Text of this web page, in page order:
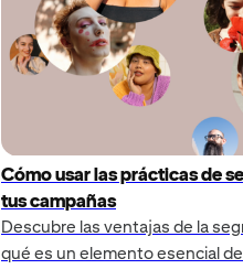
Cómo usar las prácticas de
tus campañas
Descubre las ventajas de la
qué es un elemento esencial